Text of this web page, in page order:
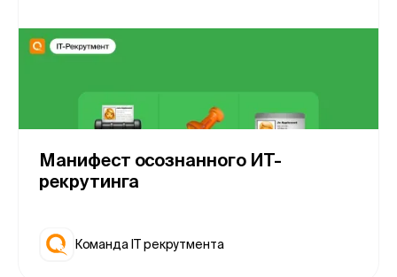
Манифест осознанного ИТ-
рекрутинга
Команда IT рекрутмента